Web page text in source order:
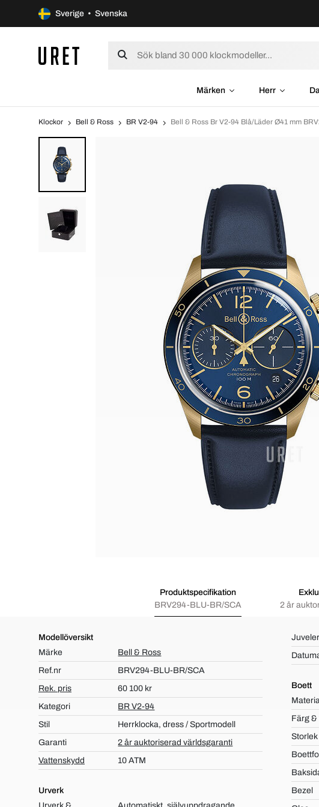
Sverige • Svenska
Märken Herr
Klockor Bell & Ross BR V2-94 Bell & Ross Br V2-94 Blå/Läder Ø41 mm
Produktspecifikation
BRV294-BLU-BR/SCA
2 år
Modellöversikt
Märke
Bell & Ross
Ref.nr
BRV294-BLU-BR/SCA
Rek. pris
60 100 kr
Kategori
BR V2-94
Stil
Herrklocka, dress / Sportmodell
Garanti
2 år auktoriserad världsgaranti
Vattenskydd
10 ATM
Urverk
Juveler
Boett
Färg &
Storlek
Bezel